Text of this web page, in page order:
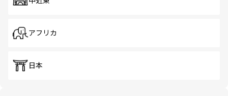
アフリカ
日本